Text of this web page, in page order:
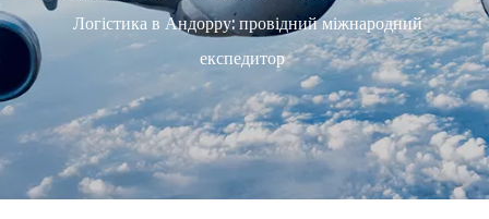
Логістика в Андорру: провідний міжнародний
експедитор